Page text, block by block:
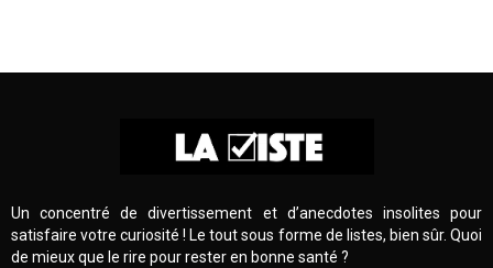
Un concentré de divertissement et d’anecdotes insolites pour
satisfaire votre curiosité ! Le tout sous forme de listes, bien sûr. Quoi
de mieux que le rire pour rester en bonne santé ?